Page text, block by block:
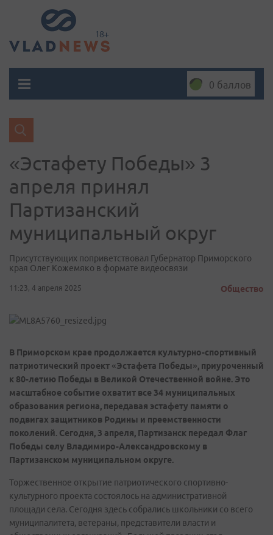
0 баллов
«Эстафету Победы» 3
апреля принял
Партизанский
муниципальный округ
Присутствующих поприветствовал Губернатор Приморского
края Олег Кожемяко в формате видеосвязи
11:23, 4 апреля 2025 Общество
В Приморском крае продолжается культурно-спортивный
патриотический проект «Эстафета Победы», приуроченный
к 80-летию Победы в Великой Отечественной войне. Это
масштабное событие охватит все 34 муниципальных
образования региона, передавая эстафету памяти о
подвигах защитников Родины и преемственности
поколений. Сегодня, 3 апреля, Партизанск передал Флаг
Победы селу Владимиро-Александровскому в
Партизанском муниципальном округе.
Торжественное открытие патриотического спортивно-
культурного проекта состоялось на административной
площади села. Сегодня здесь собрались школьники со всего
муниципалитета, ветераны, представители власти и